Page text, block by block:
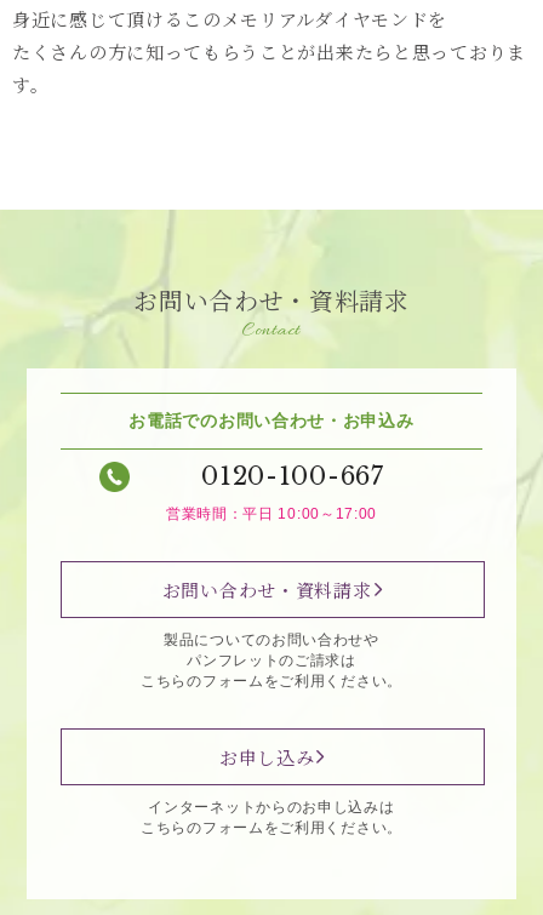
身近に感じて頂けるこのメモリアルダイヤモンドを
たくさんの方に知ってもらうことが出来たらと思っておりま
す。
お問い合わせ・資料請求
Contact
お電話でのお問い合わせ・お申込み
0120-100-667
営業時間：平日 10:00～17:00
お問い合わせ・資料請求
製品についてのお問い合わせや
パンフレットのご請求は
こちらのフォームをご利用ください。
お申し込み
インターネットからのお申し込みは
こちらのフォームをご利用ください。